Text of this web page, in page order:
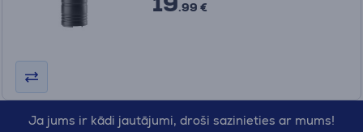
.99 €
Ja jums ir kādi jautājumi, droši sazinieties ar mums!